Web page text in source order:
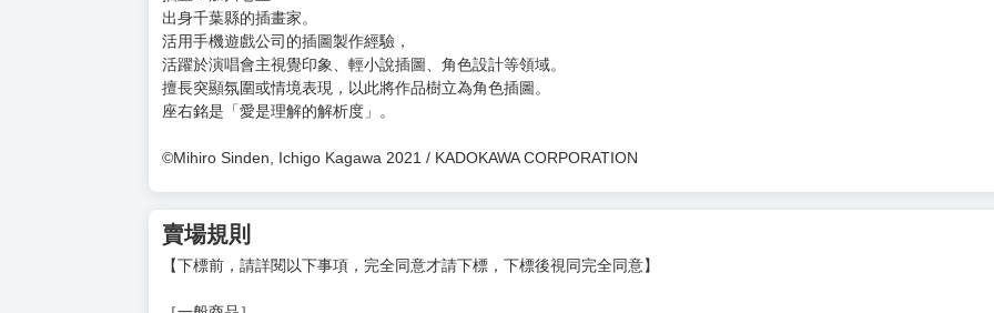
兩人之間又會迎來什麼結局？復仇系戀愛喜劇開幕！
作者簡介
作者：震電みひろ
以《因為女朋友被學長NTR了，我也要NTR學長的女朋友》一作
插畫：加川壱互
出身千葉縣的插畫家。
活用手機遊戲公司的插圖製作經驗，